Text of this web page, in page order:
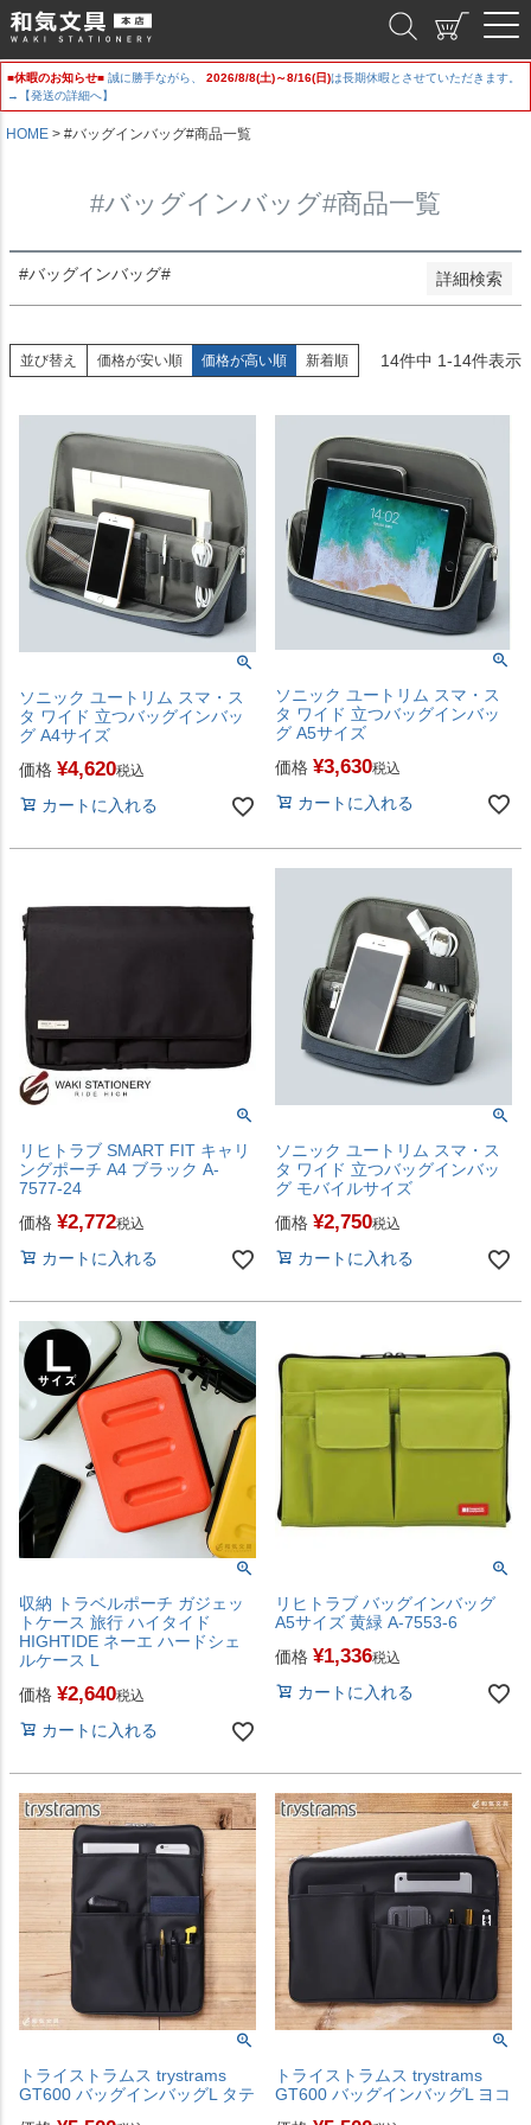
■休暇のお知らせ■ 誠に勝手ながら、 2026/8/8(土)～8/16(日)は長期休暇とさせていただきます。
→【発送の詳細へ】
HOME #バッグインバッグ#商品一覧
#バッグインバッグ#商品一覧
#バッグインバッグ# 詳細検索
登録順
価格が安い順
価格が高い順
優先度順
レビュー順
検索
並び替え 価格が安い順 価格が高い順 新着順 14件中 1-14件表示
ソニック ユートリム スマ・ス
タ ワイド 立つバッグインバッ
グ A4サイズ
価格 ¥4,620税込
カートに入れる
ソニック ユートリム スマ・ス
タ ワイド 立つバッグインバッ
グ A5サイズ
価格 ¥3,630税込
カートに入れる
リヒトラブ SMART FIT キャリ
ングポーチ A4 ブラック A-
7577-24
価格 ¥2,772税込
カートに入れる
ソニック ユートリム スマ・ス
タ ワイド 立つバッグインバッ
グ モバイルサイズ
価格 ¥2,750税込
カートに入れる
収納 トラベルポーチ ガジェッ
トケース 旅行 ハイタイド
HIGHTIDE ネーエ ハードシェ
ルケース L
価格 ¥2,640税込
カートに入れる
リヒトラブ バッグインバッグ
A5サイズ 黄緑 A-7553-6
価格 ¥1,336税込
カートに入れる
トライストラムス trystrams
GT600 バッグインバッグL タテ
トライストラムス trystrams
GT600 バッグインバッグL ヨコ